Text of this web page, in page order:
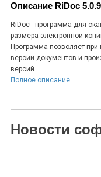
Описание RiDoc
RiDoc - программа для
размера электронной
Программа позволяет
версии документов и
версий...
Полное описание
Новости